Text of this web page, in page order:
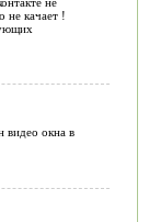
не качает !
видео окна в